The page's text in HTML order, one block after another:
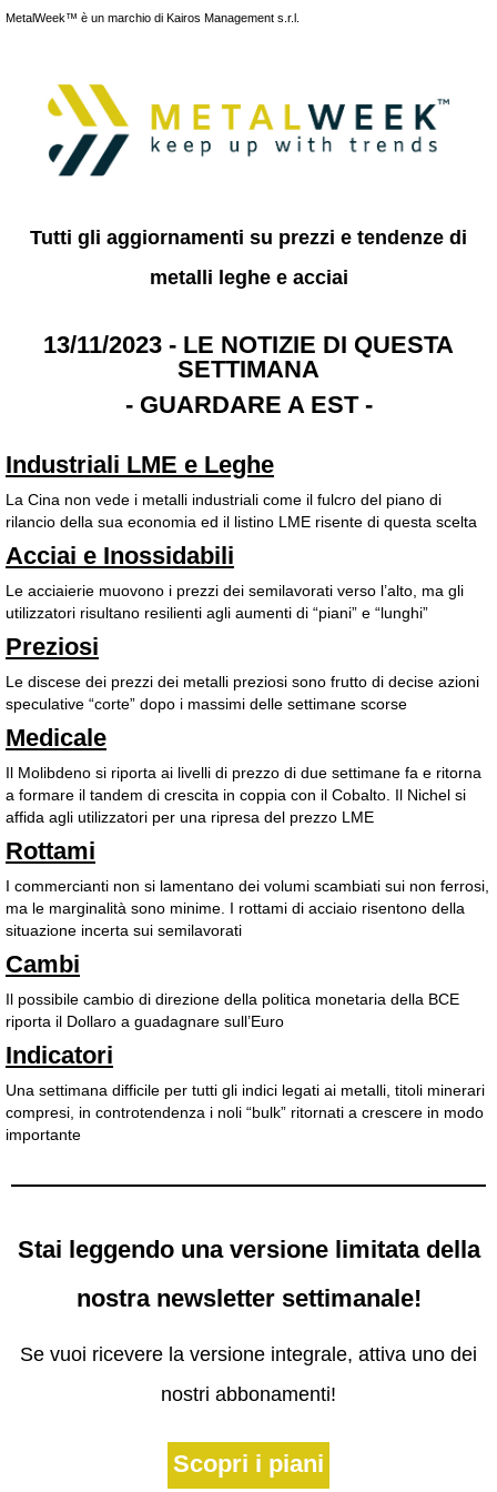
MetalWeek™ è un marchio di Kairos Management s.r.l.
Tutti gli aggiornamenti su prezzi e tendenze di
metalli leghe e acciai
13/11/2023 - LE NOTIZIE DI QUESTA
SETTIMANA
- GUARDARE A EST -
Industriali LME e Leghe
La Cina non vede i metalli industriali come il fulcro del piano di
rilancio della sua economia ed il listino LME risente di questa scelta
Acciai e Inossidabili
Le acciaierie muovono i prezzi dei semilavorati verso l’alto, ma gli
utilizzatori risultano resilienti agli aumenti di “piani” e “lunghi”
Preziosi
Le discese dei prezzi dei metalli preziosi sono frutto di decise azioni
speculative “corte” dopo i massimi delle settimane scorse
Medicale
Il Molibdeno si riporta ai livelli di prezzo di due settimane fa e ritorna
a formare il tandem di crescita in coppia con il Cobalto. Il Nichel si
affida agli utilizzatori per una ripresa del prezzo LME
Rottami
I commercianti non si lamentano dei volumi scambiati sui non ferrosi,
ma le marginalità sono minime. I rottami di acciaio risentono della
situazione incerta sui semilavorati
Cambi
Il possibile cambio di direzione della politica monetaria della BCE
riporta il Dollaro a guadagnare sull’Euro
Indicatori
Una settimana difficile per tutti gli indici legati ai metalli, titoli minerari
compresi, in controtendenza i noli “bulk” ritornati a crescere in modo
importante
Stai leggendo una versione limitata della
nostra newsletter settimanale!
Se vuoi ricevere la versione integrale, attiva uno dei
nostri abbonamenti!
Scopri i piani